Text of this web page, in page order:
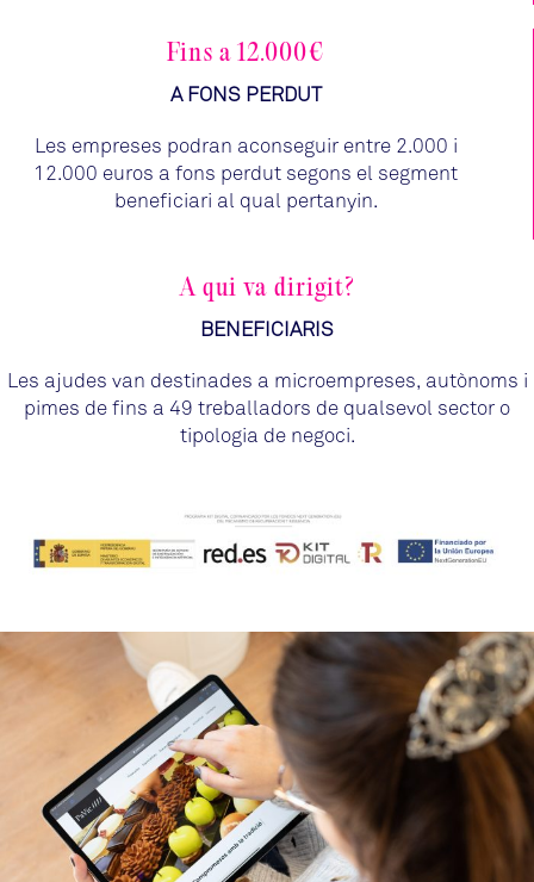
Fins a 12.000€
A FONS PERDUT
Les empreses podran aconseguir entre 2.000 i
12.000 euros a fons perdut segons el segment
beneficiari al qual pertanyin.
A qui va dirigit?
BENEFICIARIS
Les ajudes van destinades a microempreses, autònoms i
pimes de fins a 49 treballadors de qualsevol sector o
tipologia de negoci.